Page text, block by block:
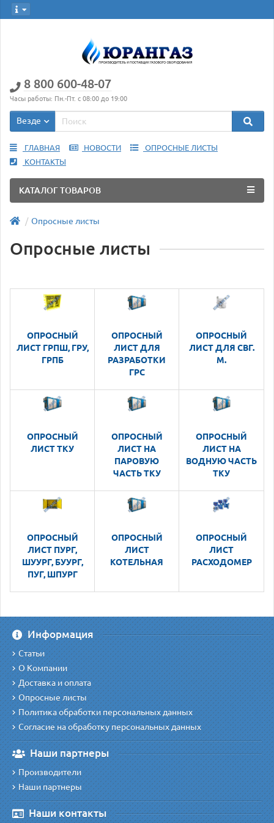
8 800 600-48-07
Часы работы: Пн.-Пт. с 08:00 до 19:00
Везде
ГЛАВНАЯ НОВОСТИ
ОПРОСНЫЕ ЛИСТЫ
КОНТАКТЫ
КАТАЛОГ ТОВАРОВ
Опросные листы
Опросные листы
ОПРОСНЫЙ
ЛИСТ ГРПШ, ГРУ,
ГРПБ
ОПРОСНЫЙ
ЛИСТ ДЛЯ
РАЗРАБОТКИ
ГРС
ОПРОСНЫЙ
ЛИСТ ДЛЯ СВГ.
М.
ОПРОСНЫЙ
ЛИСТ ТКУ
ОПРОСНЫЙ
ЛИСТ НА
ПАРОВУЮ
ЧАСТЬ ТКУ
ОПРОСНЫЙ
ЛИСТ НА
ВОДНУЮ ЧАСТЬ
ТКУ
ОПРОСНЫЙ
ЛИСТ ПУРГ,
ШУУРГ, БУУРГ,
ПУГ, ШПУРГ
ОПРОСНЫЙ
ЛИСТ
КОТЕЛЬНАЯ
ОПРОСНЫЙ
ЛИСТ
РАСХОДОМЕР
Информация
Статьи
О Компании
Доставка и оплата
Опросные листы
Политика обработки персональных данных
Согласие на обработку персональных данных
Наши партнеры
Производители
Наши партнеры
Наши контакты